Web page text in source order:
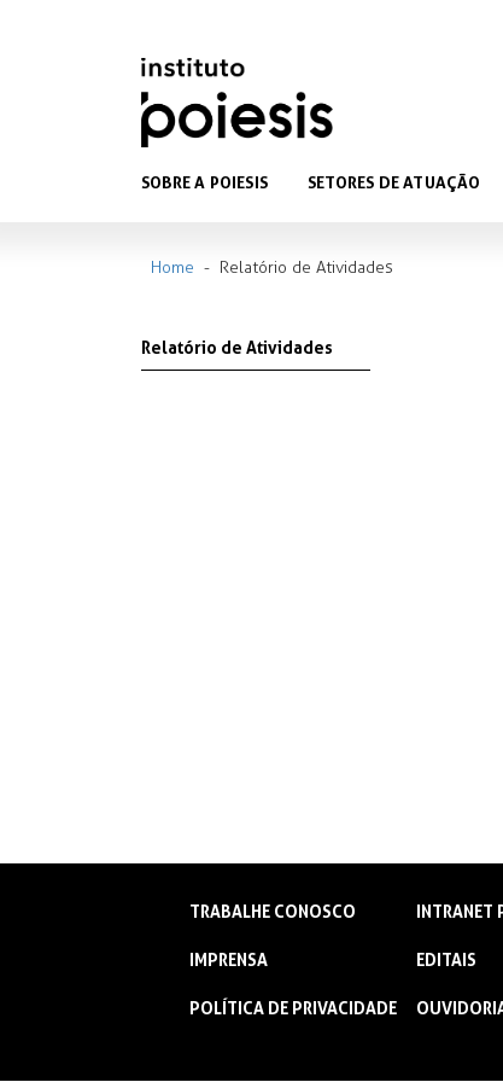
SOBRE A POIESIS SETORES DE ATUAÇÃO
Home - Relatório de Atividades
Relatório de Atividades
TRABALHE CONOSCO
IMPRENSA
POLÍTICA DE PRIVACIDADE
INTRANET
EDITAIS